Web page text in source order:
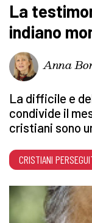
La
indiano
Anna
La difficile e
condivide il
cristiani sono
CRISTIANI